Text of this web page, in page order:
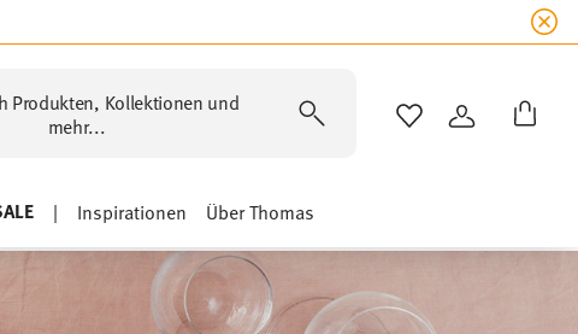
Produkten, Kollektionen und
mehr...
WISHLISTANMELDEN
| Inspirationen Über Thomas